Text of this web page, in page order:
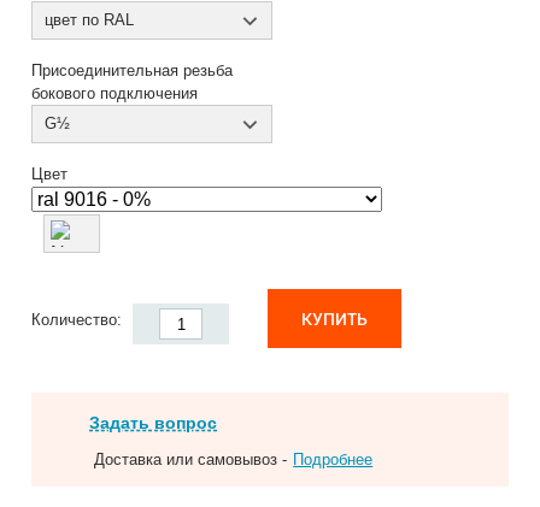
цвет по RAL
Присоединительная резьба
бокового подключения
G½
Цвет
Количество: КУПИТЬ
Задать вопрос
Доставка или самовывоз - Подробнее